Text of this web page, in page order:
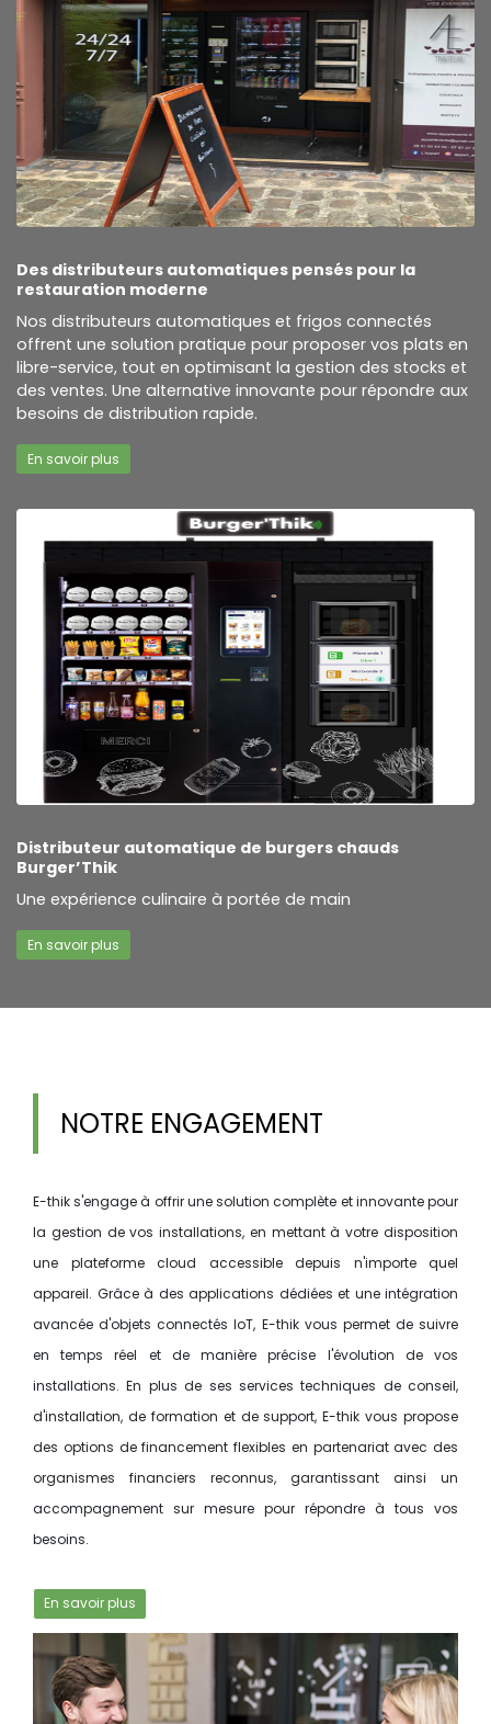
Des distributeurs automatiques pensés pour la
restauration moderne
Nos distributeurs automatiques et frigos connectés
offrent une solution pratique pour proposer vos plats en
libre-service, tout en optimisant la gestion des stocks et
des ventes. Une alternative innovante pour répondre aux
besoins de distribution rapide.
En savoir plus
Distributeur automatique de burgers chauds
Burger’Thik
Une expérience culinaire à portée de main
En savoir plus
NOTRE ENGAGEMENT
E-thik s'engage à offrir une solution complète et innovante pour
la gestion de vos installations, en mettant à votre disposition
une plateforme cloud accessible depuis n'importe quel
appareil. Grâce à des applications dédiées et une intégration
avancée d'objets connectés IoT, E-thik vous permet de suivre
en temps réel et de manière précise l'évolution de vos
installations. En plus de ses services techniques de conseil,
d'installation, de formation et de support, E-thik vous propose
des options de financement flexibles en partenariat avec des
organismes financiers reconnus, garantissant ainsi un
accompagnement sur mesure pour répondre à tous vos
besoins.
En savoir plus